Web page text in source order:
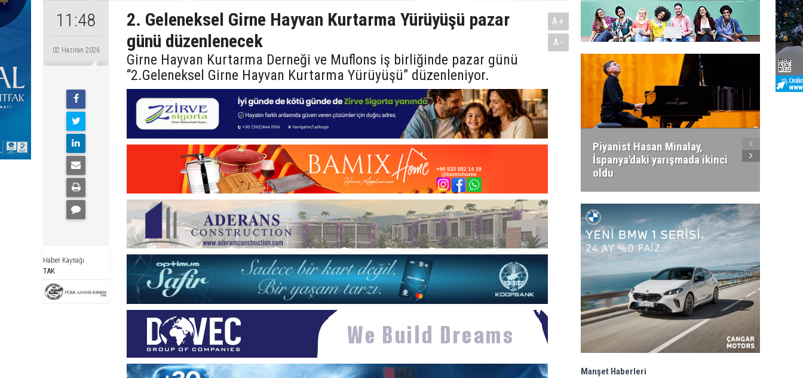
11:48
02 Haziran 2026
Haber Kaynağı
TAK
2. Geleneksel Girne Hayvan Kurtarma Yürüyüşü pazar
günü düzenlenecek
Girne Hayvan Kurtarma Derneği ve Muflons iş birliğinde pazar günü
“2.Geleneksel Girne Hayvan Kurtarma Yürüyüşü” düzenleniyor.
A+
A-
Piyanist Hasan Minalay,
İspanya'daki yarışmada ikinci
oldu
Manşet Haberleri